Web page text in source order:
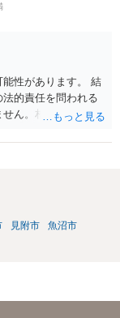
性があります。 結
的責任を問われる
ん。相手の行為こ
れます。 今後の具
ません） ・マイナ
停止と再発行手続
用されたトラブル
談済みとのことで
応じず、警察へ追
見附市
魚沼市